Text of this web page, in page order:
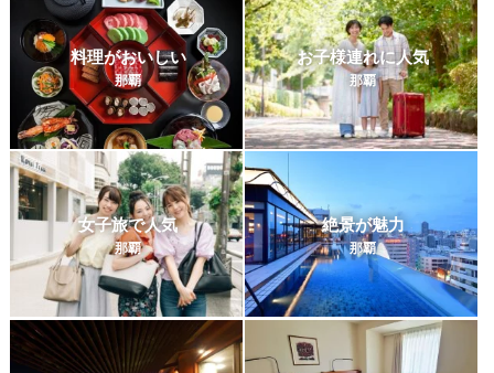
料理がおいしい
那覇
お子様連れに人気
那覇
女子旅で人気
那覇
絶景が魅力
那覇